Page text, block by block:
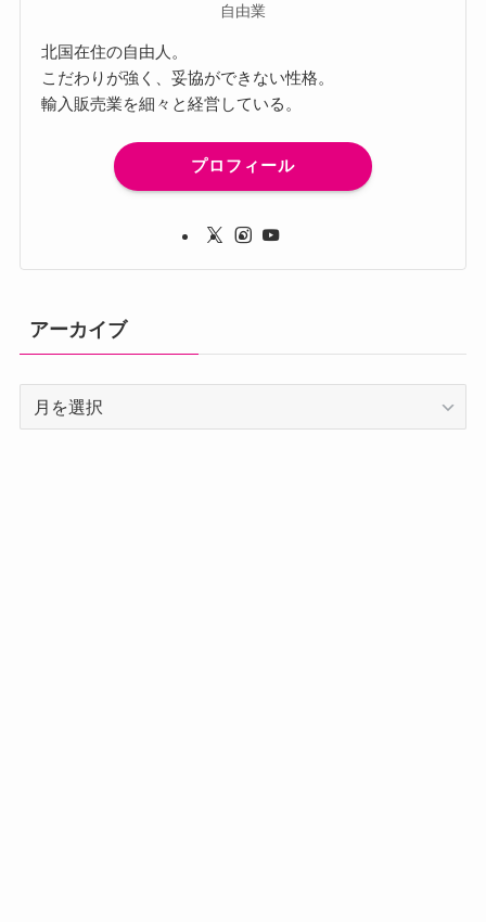
自由業
北国在住の自由人。
こだわりが強く、妥協ができない性格。
輸入販売業を細々と経営している。
プロフィール
アーカイブ